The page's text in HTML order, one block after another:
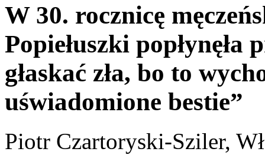
W 30. rocznicę
Popiełuszki
głaskać zła, bo to
uświadomione bestie”
Piotr Czartoryski-Sziler,